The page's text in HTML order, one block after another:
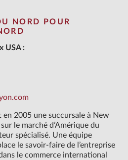
NORD POUR
USA :
en 2005 une succursale à New
le marché d’Amérique du
spécialisé. Une équipe
le savoir-faire de l’entreprise
le commerce international